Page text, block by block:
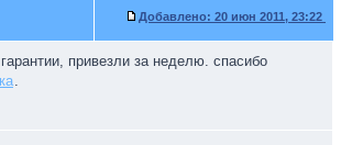
Добавлено: 20 июн 2011, 23:22
привезли за неделю. спасибо
.